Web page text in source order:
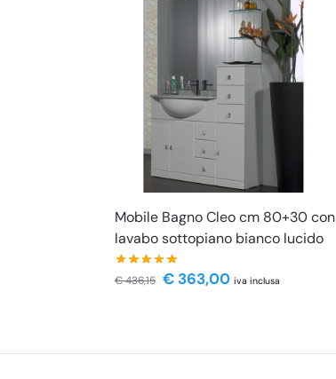
Mobile Bagno Cleo cm 80+30 con
lavabo sottopiano bianco lucido
€436,15 €363,00 iva inclusa